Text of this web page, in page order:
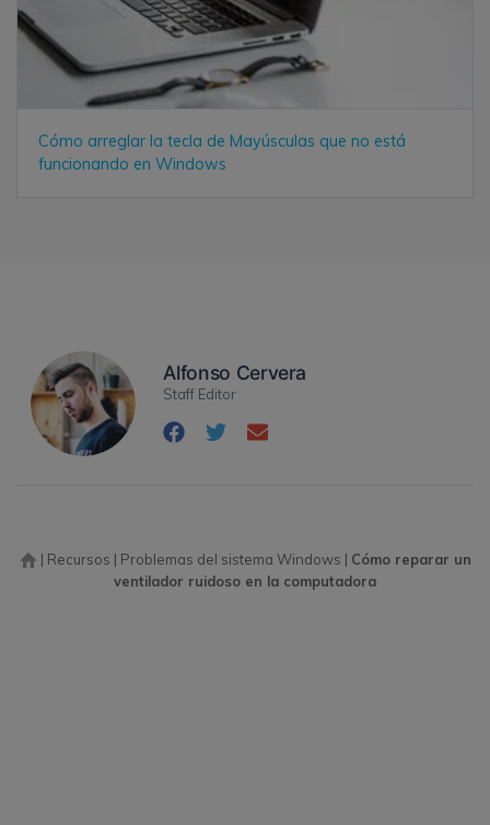
Cómo arreglar la tecla de Mayúsculas que no está
funcionando en Windows
Alfonso Cervera
Staff Editor
| Recursos | Problemas del sistema Windows | Cómo reparar un
ventilador ruidoso en la computadora